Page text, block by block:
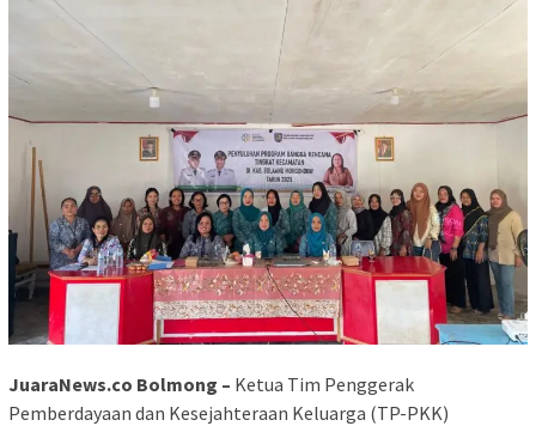
JuaraNews.co Bolmong – Ketua Tim Penggerak
Pemberdayaan dan Kesejahteraan Keluarga (TP-PKK)